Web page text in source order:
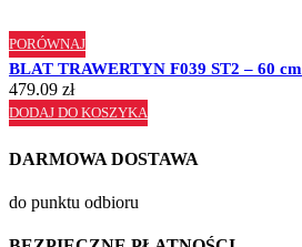
PORÓWNAJ
BLAT TRAWERTYN F039 ST2 – 60 cm
479.09 zł
DODAJ DO KOSZYKA
DARMOWA DOSTAWA
do punktu odbioru